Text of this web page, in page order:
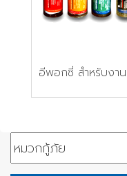
อีพอกซี่ สำหรับงา